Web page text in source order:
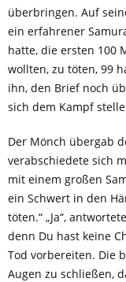
überbringen. Auf
ein erfahrener
hatte, die ersten 100
wollten, zu töten, 99
ihn, den Brief noch
sich dem Kampf
Der Mönch übergab
verabschiedete sich
mit einem großen
ein Schwert in den
töten.“ „Ja“,
denn Du hast keine
Tod vorbereiten. Die
Augen zu schließen,